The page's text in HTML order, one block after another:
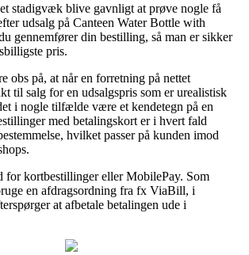
stadigvæk blive gavnligt at prøve nogle få
udsalg på Canteen Water Bottle with
gennemfører din bestilling, så man er sikker
pris.
obs på, at når en forretning på nettet
til salg for en udsalgspris som er urealistisk
i nogle tilfælde være et kendetegn på en
med betalingskort er i hvert fald
hvilket passer på kunden imod
for kortbestillinger eller MobilePay. Som
en afdragsordning fra fx ViaBill, i
at afbetale betalingen ude i